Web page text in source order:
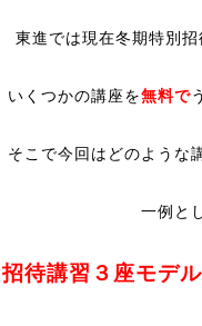
東進では現在冬期特別招
いくつかの講座を無料で
そこで今回はどのような
一例と
招待講習３座モデ